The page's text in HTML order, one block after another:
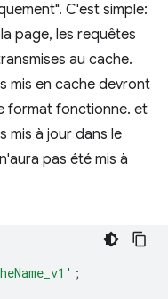
C'est simple:
page, les requêtes
au cache.
mis en cache devront
format fonctionne. et
mis à jour dans le
pas été mis à
;